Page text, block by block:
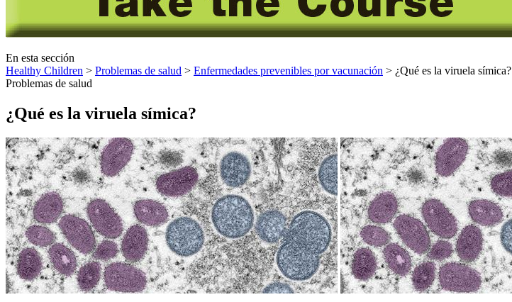
En esta sección
Healthy Children > Problemas de salud > Enfermedades prevenibles por vacunación > ¿Qué es la viruela símica?
Problemas de salud
¿Qué es la viruela símica?